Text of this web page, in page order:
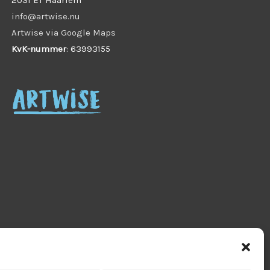
info@artwise.nu
Artwise via Google Maps
KvK-nummer: 63993155